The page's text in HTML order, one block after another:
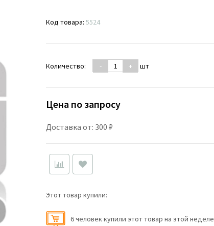
Код товара:5524
Количество: - + шт
Цена по запросу
Доставка от: 300 ₽
Этот товар купили:
6 человек купили этот товар на этой неделе